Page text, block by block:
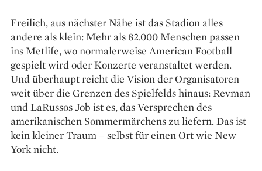
Freilich, aus nächster Nähe ist das Stadion alles
andere als klein: Mehr als 82.000 Menschen passen
ins Metlife, wo normalerweise American Football
gespielt wird oder Konzerte veranstaltet werden.
Und überhaupt reicht die Vision der Organisatoren
weit über die Grenzen des Spielfelds hinaus: Revman
und LaRussos Job ist es, das Versprechen des
amerikanischen Sommermärchens zu liefern. Das ist
kein kleiner Traum – selbst für einen Ort wie New
York nicht.